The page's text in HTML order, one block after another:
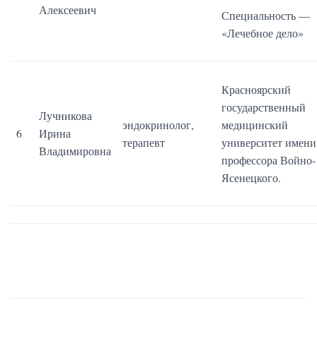
Алексеевич
Специальность —
«Лечебное дело»
6
Лучникова
Ирина
Владимировна
эндокринолог,
терапевт
Красноярский
государственный
медицинский
университет имени
профессора Войно-
Ясенецкого.